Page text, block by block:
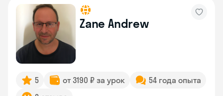
Zane Andrew
5 от 3190 ₽ за урок
54 года опыта